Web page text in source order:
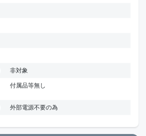
非対象
付属品等無し
外部電源不要の為